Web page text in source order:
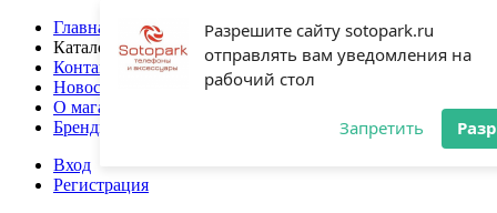
Разрешите сайту sotopark.ru
отправлять вам уведомления на
рабочий стол
Запретить
Главная
Каталог
Контакты
Новости
О магазине
Бренды
Вход
Регистрация